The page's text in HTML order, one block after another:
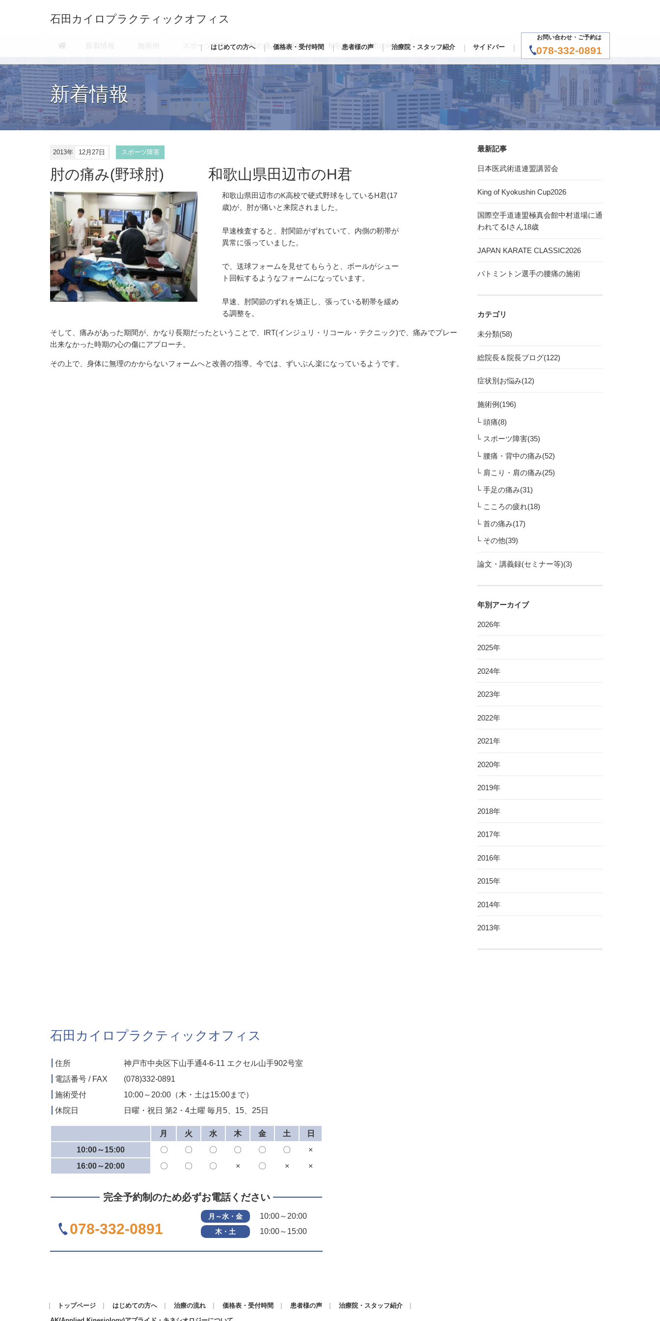
石田カイロプラクティックオフィス
はじめての方へ 価格表・受付時間 患者様の声 治療院・スタッフ紹介 サイドバー
お問い合わせ・ご予約は
078-332-0891
新着情報 施術例 スポーツ障害 肘の痛み(野球肘) 和歌山県田辺市のH君
新着情報
2013年 12月27日 スポーツ障害
肘の痛み(野球肘) 和歌山県田辺市のH君
和歌山県田辺市のK高校で硬式野球をしているH君(17
歳)が、肘が痛いと来院されました。
早速検査すると、肘関節がずれていて、内側の靭帯が
異常に張っていました。
で、送球フォームを見せてもらうと、ボールがシュー
ト回転するようなフォームになっています。
早速、肘関節のずれを矯正し、張っている靭帯を緩め
る調整を。
そして、痛みがあった期間が、かなり長期だったということで、IRT(インジュリ・リコール・テクニック)で、痛みでプレー
出来なかった時期の心の傷にアプローチ。
その上で、身体に無理のかからないフォームへと改善の指導。今では、ずいぶん楽になっているようです。
最新記事
日本医武術道連盟講習会
King of Kyokushin Cup2026
国際空手道連盟極真会館中村道場に通
われてるIさん18歳
JAPAN KARATE CLASSIC2026
バトミントン選手の腰痛の施術
カテゴリ
未分類(58)
総院長＆院長ブログ(122)
症状別お悩み(12)
施術例(196)
頭痛(8)
スポーツ障害(35)
腰痛・背中の痛み(52)
肩こり・肩の痛み(25)
手足の痛み(31)
こころの疲れ(18)
首の痛み(17)
その他(39)
論文・講義録(セミナー等)(3)
年別アーカイブ
2026年
2025年
2024年
2023年
2022年
2021年
2020年
2019年
2018年
2017年
2016年
2015年
2014年
2013年
石田カイロプラクティックオフィス
住所
神戸市中央区下山手通4-6-11 エクセル山手902号室
電話番号 / FAX
(078)332-0891
施術受付
10:00～20:00（木・土は15:00まで）
休院日
日曜・祝日 第2・4土曜 毎月5、15、25日
月 火 水 木 金 土
日
10:00～15:00
〇 〇 〇 〇 〇 〇
×
16:00～20:00
〇 〇 〇 × 〇 × ×
完全予約制のため必ずお電話ください
078-332-0891
月～水・金 10:00～20:00
木・土 10:00～15:00
トップページ はじめての方へ 治療の流れ 価格表・受付時間 患者様の声
治療院・スタッフ紹介